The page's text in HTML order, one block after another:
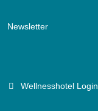
Newsletter
Wellnesshotel Login